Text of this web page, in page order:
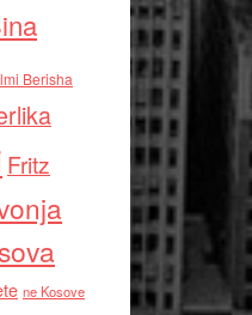
Berisha
Fritz
ne Kosove